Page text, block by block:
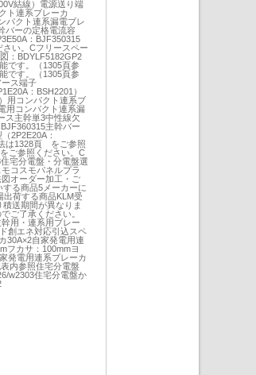
結線）電源送り端
ト連系ブレーカ
パクト連系漏電ブレ
バーの定格電流容
：BJF350315
い。Cフリースペー
：BDYLF5182GP2
です。（1305頁参
です。（1305頁参
ス端子
：BSH2201）
用コンパクト連系ブ
用コンパクト連系漏
ス主幹単3中性線欠
主幹バー
2P2E20A：
は1328頁 をご参照
ご参照ください。C
宅分電盤・分電盤選
コスモパネルプラ
オーダー加工・ご
る商品5メーカーに
荷する商品KLM受
送期間が異なりま
ご了承ください。
用・連系用ブレー
創エネ対応引込スペ
30A×2自家発電用連
フカサ：100mmヨ
発電用連系ブレーカ
内参照住宅分電盤
w2303住宅分電盤か